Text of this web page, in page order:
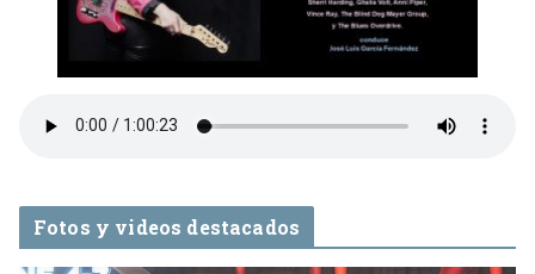
Fotos y videos destacados